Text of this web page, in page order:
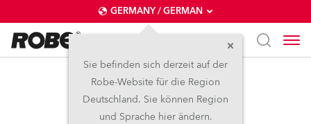
GERMANY / GERMAN
Sie befinden sich derzeit auf der
Robe-Website für die Region
Deutschland. Sie können Region
und Sprache hier ändern.
Tetra2™